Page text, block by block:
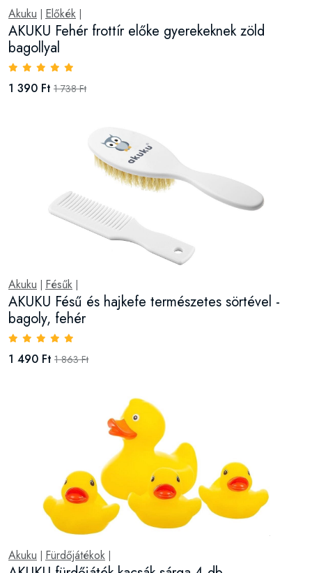
Akuku Előkék
AKUKU Fehér frottír előke gyerekeknek zöld
bagollyal
1 390 Ft 1 738 Ft
Akuku Fésűk
AKUKU Fésű és hajkefe természetes sörtével -
bagoly, fehér
1 490 Ft 1 863 Ft
Akuku Fürdőjátékok